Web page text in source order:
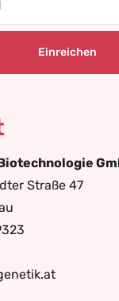
Straße 47